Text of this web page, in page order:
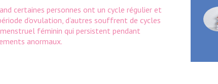
certaines personnes ont un cycle régulier et
d’ovulation, d’autres souffrent de cycles
féminin qui persistent pendant
anormaux.